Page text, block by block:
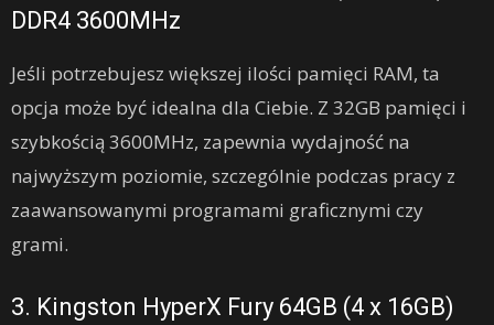
DDR4 3600MHz
Jeśli potrzebujesz większej ilości pamięci RAM, ta
opcja może być idealna dla Ciebie. Z 32GB pamięci i
szybkością 3600MHz, zapewnia wydajność na
najwyższym poziomie, szczególnie podczas pracy z
zaawansowanymi programami graficznymi czy
grami.
3. Kingston HyperX Fury 64GB (4 x 16GB)